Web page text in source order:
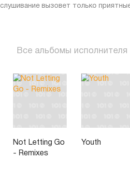
вызовет только
Все альбомы исполнителя
Not Letting Go
- Remixes
Youth